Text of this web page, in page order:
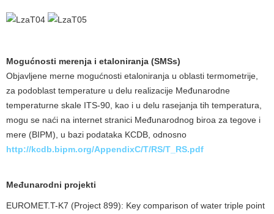
Mogućnosti merenja i etaloniranja (SMSs)
Objavljene merne mogućnosti etaloniranja u oblasti termometrije,
za podoblast temperature u delu realizacije Međunarodne
temperaturne skale ITS-90, kao i u delu rasejanja tih temperatura,
mogu se naći na internet stranici Međunarodnog biroa za tegove i
mere (BIPM), u bazi podataka KCDB, odnosno
http://kcdb.bipm.org/AppendixC/T/RS/T_RS.pdf
Međunarodni projekti
EUROMET.T-K7 (Project 899): Key comparison of water triple point